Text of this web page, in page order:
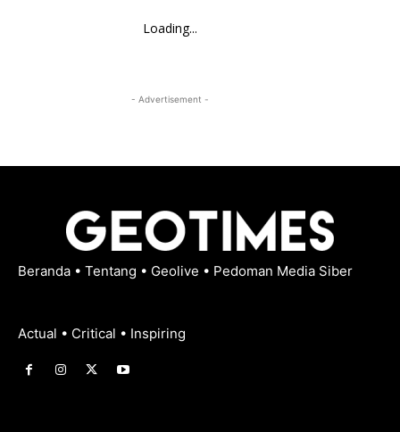
Loading...
- Advertisement -
Beranda • Tentang • Geolive • Pedoman Media Siber
Actual • Critical • Inspiring